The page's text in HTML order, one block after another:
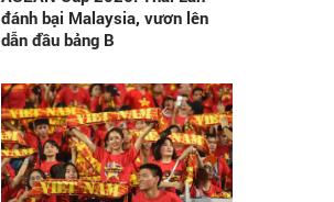
đánh bại Malaysia, vươn lên
dẫn đầu bảng B